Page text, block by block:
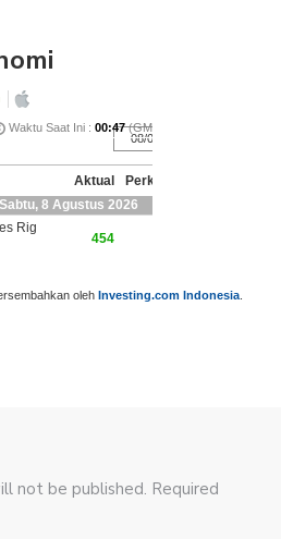
oleh Investing.com Indonesia
not be published. Required